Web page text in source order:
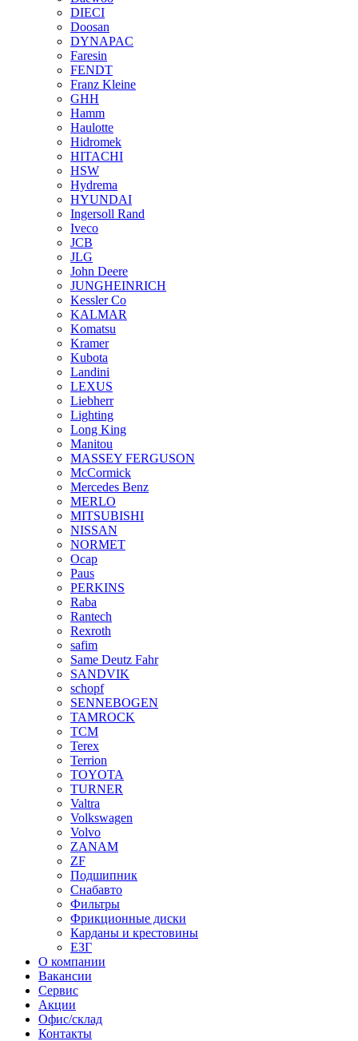
DIECI
Doosan
DYNAPAC
Faresin
FENDT
Franz Kleine
GHH
Hamm
Haulotte
Hidromek
HITACHI
HSW
Hydrema
HYUNDAI
Ingersoll Rand
Iveco
JCB
JLG
John Deere
JUNGHEINRICH
Kessler Co
KALMAR
Komatsu
Kramer
Kubota
Landini
LEXUS
Liebherr
Lighting
Long King
Manitou
MASSEY FERGUSON
McCormick
Mercedes Benz
MERLO
MITSUBISHI
NISSAN
NORMET
Ocap
Paus
PERKINS
Raba
Rantech
Rexroth
safim
Same Deutz Fahr
SANDVIK
schopf
SENNEBOGEN
TAMROCK
TCM
Terex
Terrion
TOYOTA
TURNER
Valtra
Volkswagen
Volvo
ZANAM
ZF
Подшипник
Снабавто
Фильтры
Фрикционные диски
Карданы и крестовины
ЕЗГ
О компании
Вакансии
Сервис
Акции
Офис/склад
Контакты